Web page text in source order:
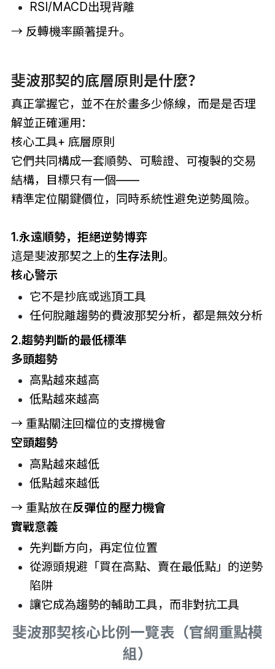
RSI/MACD出現背離
→ 反轉機率顯著提升。
斐波那契的底層原則是什麼？
真正掌握它，並不在於畫多少條線，而是是否理
解並正確運用：
核心工具+ 底層原則
它們共同構成一套順勢、可驗證、可複製的交易
結構，目標只有一個——
精準定位關鍵價位，同時系統性避免逆勢風險。
1.永遠順勢，拒絕逆勢博弈
這是斐波那契之上的生存法則。
核心警示
它不是抄底或逃頂工具
任何脫離趨勢的費波那契分析，都是無效分析
2.趨勢判斷的最低標準
多頭趨勢
高點越來越高
低點越來越高
→ 重點關注回檔位的支撐機會
空頭趨勢
高點越來越低
低點越來越低
→ 重點放在反彈位的壓力機會
實戰意義
先判斷方向，再定位位置
從源頭規避「買在高點、賣在最低點」的逆勢
陷阱
讓它成為趨勢的輔助工具，而非對抗工具
斐波那契核心比例一覽表（官網重點模
組）